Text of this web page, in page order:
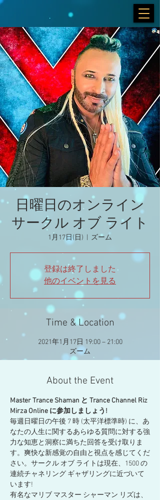
日曜日のオンライン
サークル オブ ライト
1月17日(日) ズーム
登録は終了しました
他のイベントを見る
Time & Location
2021年1月17日 19:00 – 21:00
ズーム
About the Event
Master Trance Shaman と Trance Channel Riz
Mirza Online に参加しましょう!
毎週日曜日の午後 7 時 (太平洋標準時) に、あ
なたの人生に関するあらゆる質問に対する強
力な知恵と洞察に満ちた回答を受け取りま
す。爽快な新感覚の自由と視点を感じてくだ
さい。サークル オブ ライトは現在、1500 の
連続チャネリング ギャザリングに近づいて
います!
有名なマリブ マスター シャーマン リズは、